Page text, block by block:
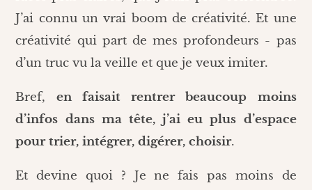
J’ai connu un vrai boom de créativité. Et une
créativité qui part de mes profondeurs - pas
d’un truc vu la veille et que je veux imiter.
Bref, en faisait rentrer beaucoup moins
d’infos dans ma tête, j’ai eu plus d’espace
pour trier, intégrer, digérer, choisir.
Et devine quoi ? Je ne fais pas moins de